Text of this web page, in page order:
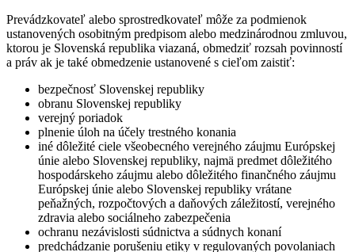
Prevádzkovateľ alebo sprostredkovateľ môže za podmienok
ustanovených osobitným predpisom alebo medzinárodnou zmluvou,
ktorou je Slovenská republika viazaná, obmedziť rozsah povinností
a práv ak je také obmedzenie ustanovené s cieľom zaistiť:
bezpečnosť Slovenskej republiky
obranu Slovenskej republiky
verejný poriadok
plnenie úloh na účely trestného konania
iné dôležité ciele všeobecného verejného záujmu Európskej
únie alebo Slovenskej republiky, najmä predmet dôležitého
hospodárskeho záujmu alebo dôležitého finančného záujmu
Európskej únie alebo Slovenskej republiky vrátane
peňažných, rozpočtových a daňových záležitostí, verejného
zdravia alebo sociálneho zabezpečenia
ochranu nezávislosti súdnictva a súdnych konaní
predchádzanie porušeniu etiky v regulovaných povolaniach